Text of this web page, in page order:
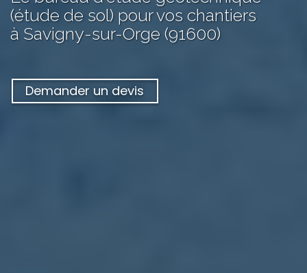
(étude de sol) pour vos chantiers
à Savigny-sur-Orge (91600)
Demander un devis